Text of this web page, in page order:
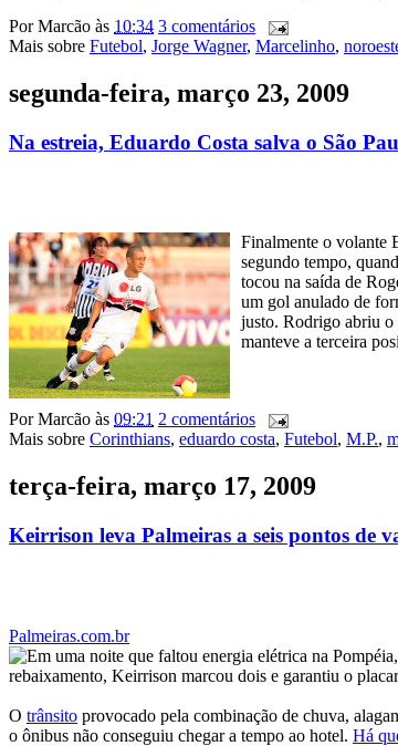
PorMarcão às 10:34 3 comentários
Mais sobre Futebol, Jorge Wagner, Marcelinho,
segunda-feira, março 23, 2009
Na estreia, Eduardo Costa salva o São
Finalmente o volante
segundo tempo,
tocou na saída de
um gol anulado de
justo. Rodrigo abriu o
manteve a terceira
PorMarcão às 09:21 2 comentários
Mais sobre Corinthians, eduardo costa, Futebol, M.P.,
terça-feira, março 17, 2009
Keirrison leva Palmeiras a seis pontos de
Palmeiras.com.br
Em uma noite que faltou energia elétrica na
rebaixamento, Keirrison marcou dois e garantiu o
O trânsito provocado pela combinação de chuva,
o ônibus não conseguiu chegar a tempo ao hotel. Há